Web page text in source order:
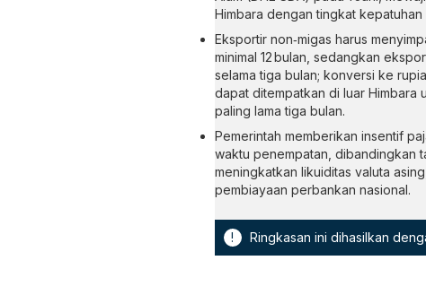
Himbara dengan tingkat kepatuhan
Eksportir non‑migas harus
minimal 12 bulan, sedangkan
selama tiga bulan; konversi ke
dapat ditempatkan di luar Himbara
paling lama tiga bulan.
Pemerintah memberikan insentif
waktu penempatan, dibandingkan
meningkatkan likuiditas valuta
pembiayaan perbankan nasional.
! Ringkasan ini dihasilkan